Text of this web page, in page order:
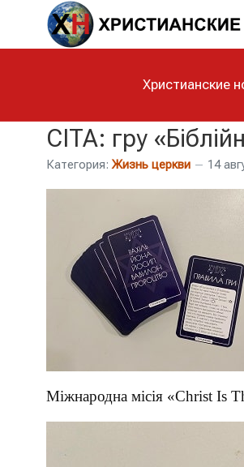
Христианские
CITA: гру
Категория: Жизнь церкви 14
Міжнародна місія «Christ Is